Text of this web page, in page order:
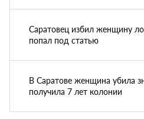
Саратовец избил женщину
попал под статью
В Саратове женщина убила
получила 7 лет колонии